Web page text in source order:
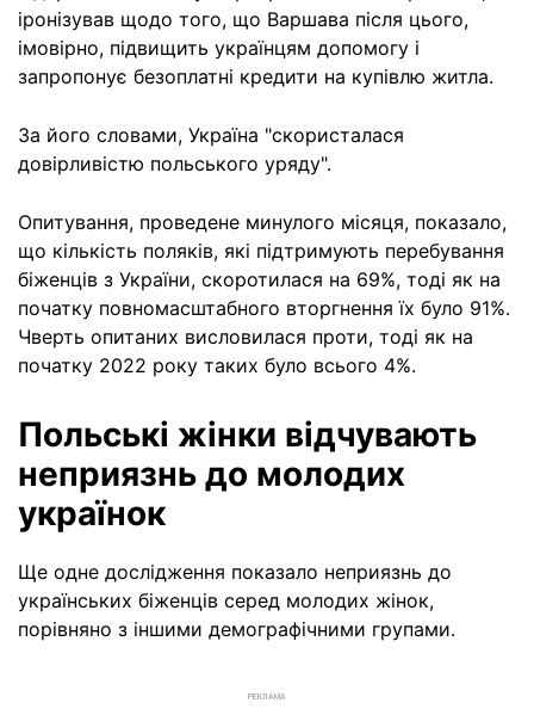
іронізував щодо того, що Варшава після цього,
імовірно, підвищить українцям допомогу і
запропонує безоплатні кредити на купівлю житла.
За його словами, Україна "скористалася
довірливістю польського уряду".
Опитування, проведене минулого місяця, показало,
що кількість поляків, які підтримують перебування
біженців з України, скоротилася на 69%, тоді як на
початку повномасштабного вторгнення їх було 91%.
Чверть опитаних висловилася проти, тоді як на
початку 2022 року таких було всього 4%.
Польські жінки відчувають
неприязнь до молодих
українок
Ще одне дослідження показало неприязнь до
українських біженців серед молодих жінок,
порівняно з іншими демографічними групами.
РЕКЛАМА